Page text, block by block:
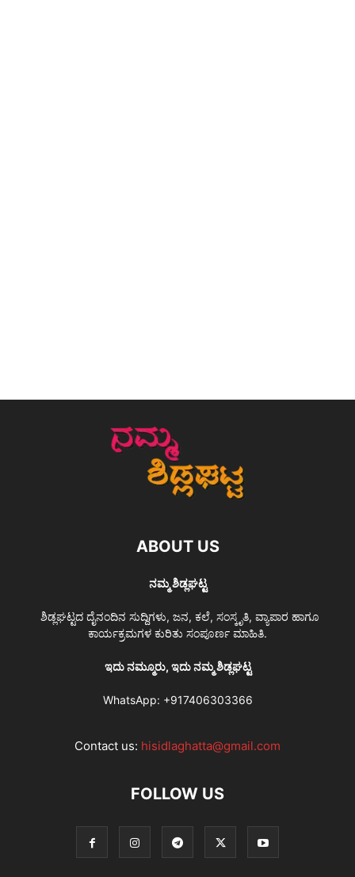
ABOUT US
ನಮ್ಮ ಶಿಡ್ಲಘಟ್ಟ
ಶಿಡ್ಲಘಟ್ಟದ ದೈನಂದಿನ ಸುದ್ದಿಗಳು, ಜನ, ಕಲೆ, ಸಂಸ್ಕೃತಿ, ವ್ಯಾಪಾರ ಹಾಗೂ
ಕಾರ್ಯಕ್ರಮಗಳ ಕುರಿತು ಸಂಪೂರ್ಣ ಮಾಹಿತಿ.
ಇದು ನಮ್ಮೂರು, ಇದು ನಮ್ಮ ಶಿಡ್ಲಘಟ್ಟ
WhatsApp: +917406303366
Contact us: hisidlaghatta@gmail.com
FOLLOW US